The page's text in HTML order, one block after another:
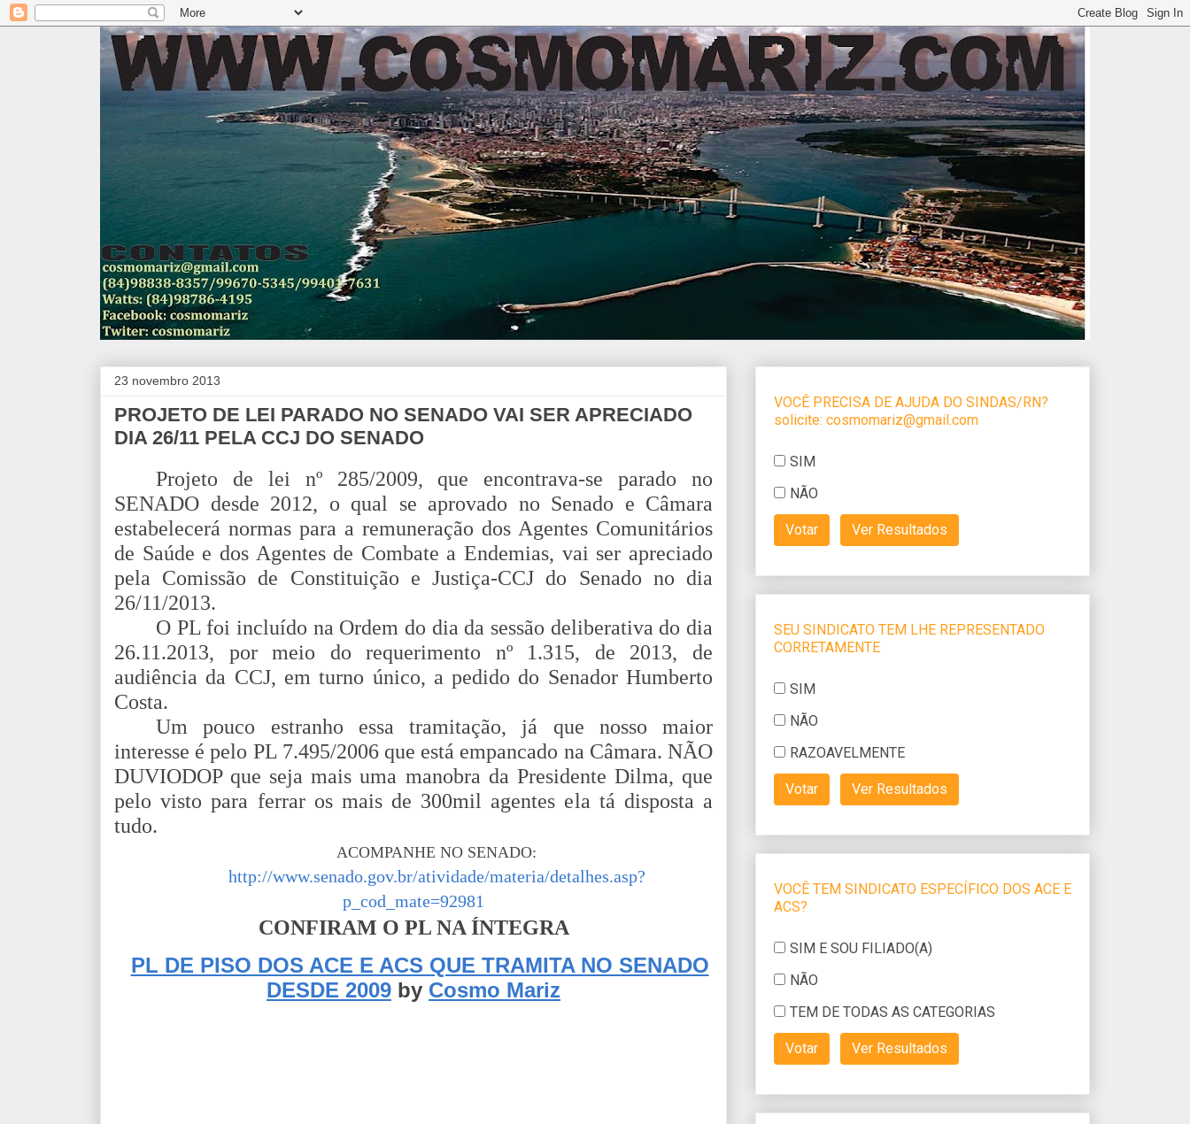
23 novembro 2013
PROJETO DE LEI PARADO NO SENADO VAI SER APRECIADO
DIA 26/11 PELA CCJ DO SENADO
Projeto de lei nº 285/2009, que encontrava-se parado no
SENADO desde 2012, o qual se aprovado no Senado e Câmara
estabelecerá normas para a remuneração dos Agentes Comunitários
de Saúde e dos Agentes de Combate a Endemias, vai ser apreciado
pela Comissão de Constituição e Justiça-CCJ do Senado no dia
26/11/2013.
O PL foi incluído na Ordem do dia da sessão deliberativa do dia
26.11.2013, por meio do requerimento nº 1.315, de 2013, de
audiência da CCJ, em turno único, a pedido do Senador Humberto
Costa.
Um pouco estranho essa tramitação, já que nosso maior
interesse é pelo PL 7.495/2006 que está empancado na Câmara. NÃO
DUVIODOP que seja mais uma manobra da Presidente Dilma, que
pelo visto para ferrar os mais de 300mil agentes ela tá disposta a
tudo.
ACOMPANHE NO SENADO:
http://www.senado.gov.br/atividade/materia/detalhes.asp?
p_cod_mate=92981
CONFIRAM O PL NA ÍNTEGRA
PL DE PISO DOS ACE E ACS QUE TRAMITA NO SENADO
DESDE 2009 by Cosmo Mariz